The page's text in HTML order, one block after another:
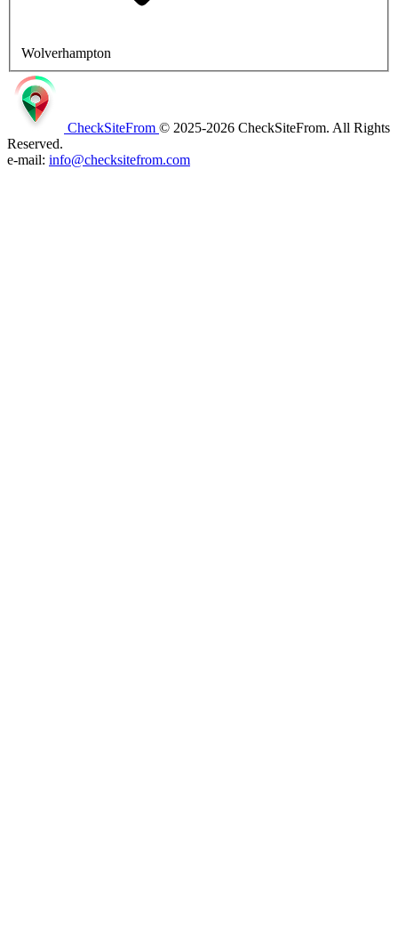
Wolverhampton
CheckSiteFrom © 2025-2026 CheckSiteFrom. All Rights
Reserved.
e-mail: info@checksitefrom.com